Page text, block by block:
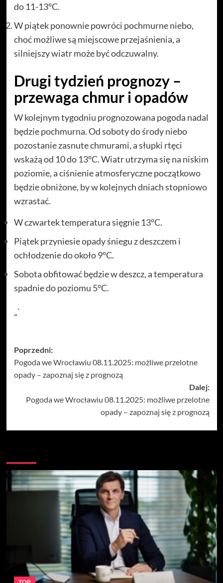
do 11-13°C.
W piątek ponownie powróci pochmurne niebo,
choć możliwe są miejscowe przejaśnienia, a
silniejszy wiatr może być odczuwalny.
Drugi tydzień prognozy –
przewaga chmur i opadów
W kolejnym tygodniu prognozowana pogoda nadal
będzie pochmurna. Od soboty do środy niebo
pozostanie zasnute chmurami, a słupki rtęci
wskażą od 10 do 13°C. Wiatr utrzyma się na niskim
poziomie, a ciśnienie atmosferyczne początkowo
będzie obniżone, by w kolejnych dniach stopniowo
wzrastać.
W czwartek temperatura sięgnie 13°C.
Piątek przyniesie opady śniegu z deszczem i
ochłodzenie do około 9°C.
Sobota obfitować będzie w deszcz, a temperatura
spadnie do poziomu 5°C.
„`
Zobacz
wpisy
Poprzedni:
Pogoda we Wrocławiu 08.11.2025: możliwe przelotne
opady – zapoznaj się z prognozą
Dalej:
Pogoda we Wrocławiu 08.11.2025: możliwe przelotne
opady – zapoznaj się z prognozą